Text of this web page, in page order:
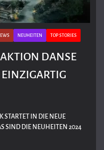
NEUHEITEN TOP STORIES
DANSE
STARTET IN DIE NEUE
SIND DIE NEUHEITEN 2024